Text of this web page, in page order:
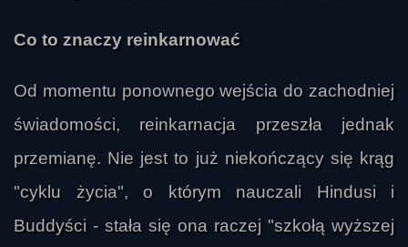
Co to znaczy reinkarnować
Od momentu ponownego wejścia do zachodniej
świadomości, reinkarnacja przeszła jednak
przemianę. Nie jest to już niekończący się krąg
"cyklu życia", o którym nauczali Hindusi i
Buddyści - stała się ona raczej "szkołą wyższej